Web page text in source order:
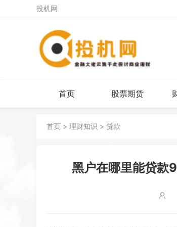
投机网
首页 股票期货
首页 > 理财知识 > 贷款
黑户在哪里能贷款